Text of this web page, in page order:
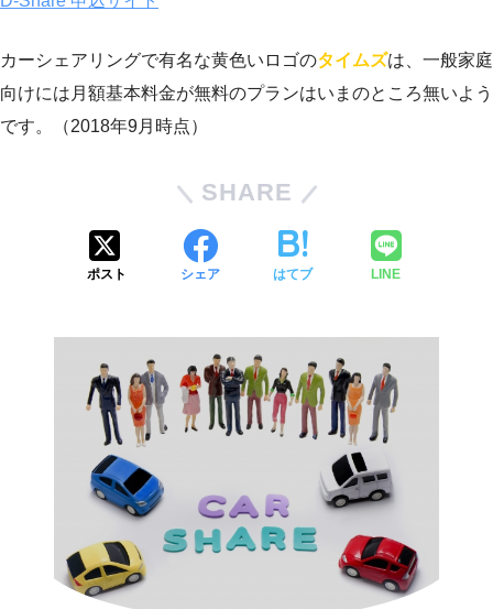
カーシェアリングで有名な黄色いロゴのタイムズは、一般家庭
向けには月額基本料金が無料のプランはいまのところ無いよう
です。（2018年9月時点）
SHARE
ポスト シェア はてブ LINE